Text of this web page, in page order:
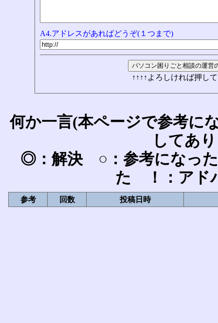
A4.アドレスがあればどうぞ(１つまで)
↑↑↑↑よろしければ押し
何か一言(本ページで参考に
してあ
◎：解決 ○：参考になっ
た ！：アド
参考 回数 投稿日時